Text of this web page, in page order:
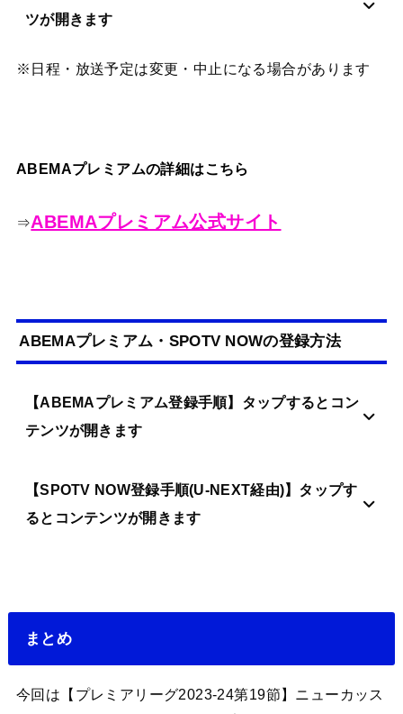
ツが開きます
※日程・放送予定は変更・中止になる場合があります
ABEMAプレミアムの詳細はこちら
⇒ABEMAプレミアム公式サイト
ABEMAプレミアム・SPOTV NOWの登録方法
【ABEMAプレミアム登録手順】タップするとコン
テンツが開きます
【SPOTV NOW登録手順(U-NEXT経由)】タップす
るとコンテンツが開きます
まとめ
今回は【プレミアリーグ2023-24第19節】ニューカッス